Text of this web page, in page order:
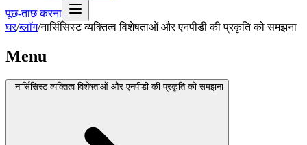
पूछ-ताछ करना
घर/ब्लॉग/नार्सिसिस्ट व्यक्तित्व विशेषताओं और एनपीडी की प्रकृति को समझना
Menu
नार्सिसिस्ट व्यक्तित्व विशेषताओं और एनपीडी की प्रकृति को समझना